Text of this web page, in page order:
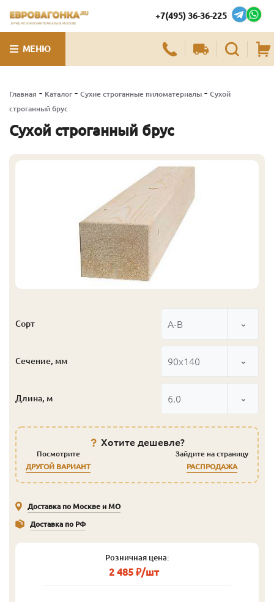
ЛУЧШИЕ ПИЛОМАТЕРИАЛЫ В МОСКВЕ
+7(495) 36-36-225
МЕНЮ
Главная - Каталог - Сухие строганные пиломатериалы - Сухой
строганный брус
Сухой строганный брус
Сорт А-В
Сечение, мм 90x140
Длина, м 6.0
Хотите дешевле?
Посмотрите
ДРУГОЙ ВАРИАНТ
Зайдите на страницу
РАСПРОДАЖА
Доставка по Москве и МО
Доставка по РФ
Розничная цена:
2 485 ₽/шт